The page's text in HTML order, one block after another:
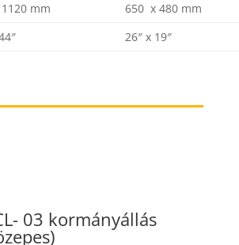
mm
650 x 480 mm
26″ x 19″
03 kormányállás